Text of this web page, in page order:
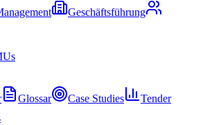
Geschäftsführung
Glossar Case Studies
Tender